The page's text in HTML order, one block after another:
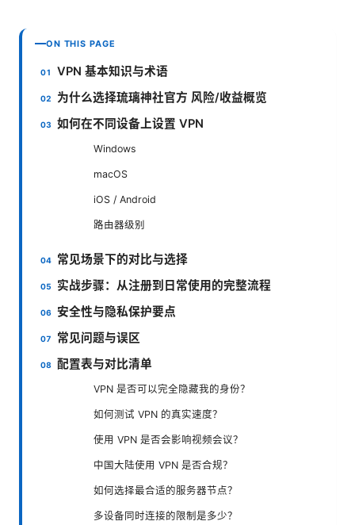
ON THIS PAGE
VPN 基本知识与术语
为什么选择琉璃神社官方 风险/收益概览
如何在不同设备上设置 VPN
Windows
macOS
iOS / Android
路由器级别
常见场景下的对比与选择
实战步骤：从注册到日常使用的完整流程
安全性与隐私保护要点
常见问题与误区
配置表与对比清单
VPN 是否可以完全隐藏我的身份？
如何测试 VPN 的真实速度？
使用 VPN 是否会影响视频会议？
中国大陆使用 VPN 是否合规？
如何选择最合适的服务器节点？
多设备同时连接的限制是多少？